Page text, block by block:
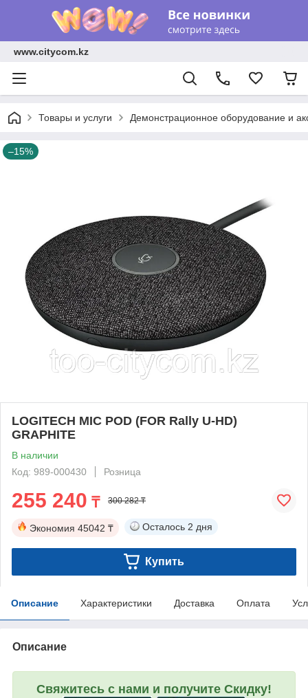
www.citycom.kz
Товары и услуги Демонстрационное оборудование и
–15%
LOGITECH MIC POD (FOR Rally U-HD)
GRAPHITE
В наличии
Код: 989-000430
Розница
255 240 ₸ 300 282 ₸
Экономия 45042 ₸ Осталось 2 дня
Купить
Описание Характеристики Доставка Оплата
Описание
Свяжитесь с нами и получите Скидку!